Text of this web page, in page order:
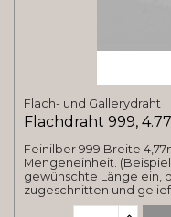
Flach- und Gallerydraht
Flachdraht 999,
Feinilber 999 Breite
Mengeneinheit.
gewünschte Länge ein,
zugeschnitten und